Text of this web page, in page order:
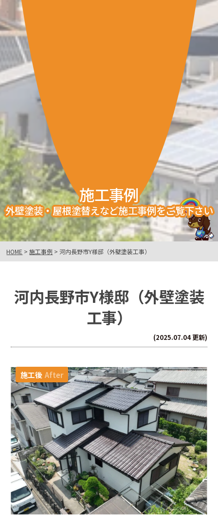
施工事例
外壁塗装・屋根塗替えなど施工事例をご覧下さい
HOME >施工事例 >河内長野市Y様邸（外壁塗装工事）
河内長野市Y様邸（外壁塗装
工事）
(2025.07.04 更新)
施工後 After